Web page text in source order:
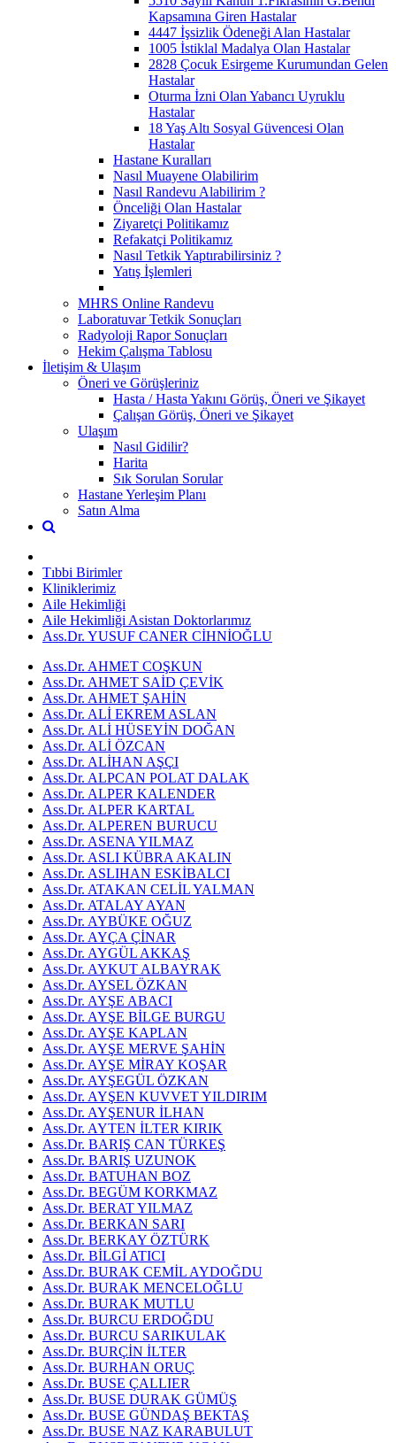
Kapsamına Giren Hastalar
4447 İşsizlik Ödeneği Alan Hastalar
1005 İstiklal Madalya Olan Hastalar
2828 Çocuk Esirgeme Kurumundan Gelen
Hastalar
Oturma İzni Olan Yabancı Uyruklu
Hastalar
18 Yaş Altı Sosyal Güvencesi Olan
Hastalar
Hastane Kuralları
Nasıl Muayene Olabilirim
Nasıl Randevu Alabilirim ?
Önceliği Olan Hastalar
Ziyaretçi Politikamız
Refakatçi Politikamız
Nasıl Tetkik Yaptırabilirsiniz ?
Yatış İşlemleri
MHRS Online Randevu
Laboratuvar Tetkik Sonuçları
Radyoloji Rapor Sonuçları
Hekim Çalışma Tablosu
İletişim & Ulaşım
Öneri ve Görüşleriniz
Hasta / Hasta Yakını Görüş, Öneri ve Şikayet
Çalışan Görüş, Öneri ve Şikayet
Ulaşım
Nasıl Gidilir?
Harita
Sık Sorulan Sorular
Hastane Yerleşim Planı
Satın Alma
Tıbbi Birimler
Kliniklerimiz
Aile Hekimliği
Aile Hekimliği Asistan Doktorlarımız
Ass.Dr. YUSUF CANER CİHNİOĞLU
Ass.Dr. AHMET COŞKUN
Ass.Dr. AHMET SAİD ÇEVİK
Ass.Dr. AHMET ŞAHİN
Ass.Dr. ALİ EKREM ASLAN
Ass.Dr. ALİ HÜSEYİN DOĞAN
Ass.Dr. ALİ ÖZCAN
Ass.Dr. ALİHAN AŞÇI
Ass.Dr. ALPCAN POLAT DALAK
Ass.Dr. ALPER KALENDER
Ass.Dr. ALPER KARTAL
Ass.Dr. ALPEREN BURUCU
Ass.Dr. ASENA YILMAZ
Ass.Dr. ASLI KÜBRA AKALIN
Ass.Dr. ASLIHAN ESKİBALCI
Ass.Dr. ATAKAN CELİL YALMAN
Ass.Dr. ATALAY AYAN
Ass.Dr. AYBÜKE OĞUZ
Ass.Dr. AYÇA ÇİNAR
Ass.Dr. AYGÜL AKKAŞ
Ass.Dr. AYKUT ALBAYRAK
Ass.Dr. AYSEL ÖZKAN
Ass.Dr. AYŞE ABACI
Ass.Dr. AYŞE BİLGE BURGU
Ass.Dr. AYŞE KAPLAN
Ass.Dr. AYŞE MERVE ŞAHİN
Ass.Dr. AYŞE MİRAY KOŞAR
Ass.Dr. AYŞEGÜL ÖZKAN
Ass.Dr. AYŞEN KUVVET YILDIRIM
Ass.Dr. AYŞENUR İLHAN
Ass.Dr. AYTEN İLTER KIRIK
Ass.Dr. BARIŞ CAN TÜRKEŞ
Ass.Dr. BARIŞ UZUNOK
Ass.Dr. BATUHAN BOZ
Ass.Dr. BEGÜM KORKMAZ
Ass.Dr. BERAT YILMAZ
Ass.Dr. BERKAN SARI
Ass.Dr. BERKAY ÖZTÜRK
Ass.Dr. BİLGİ ATICI
Ass.Dr. BURAK CEMİL AYDOĞDU
Ass.Dr. BURAK MENCELOĞLU
Ass.Dr. BURAK MUTLU
Ass.Dr. BURCU ERDOĞDU
Ass.Dr. BURCU SARIKULAK
Ass.Dr. BURÇİN İLTER
Ass.Dr. BURHAN ORUÇ
Ass.Dr. BUSE ÇALLIER
Ass.Dr. BUSE DURAK GÜMÜŞ
Ass.Dr. BUSE GÜNDAŞ BEKTAŞ
Ass.Dr. BUSE NAZ KARABULUT